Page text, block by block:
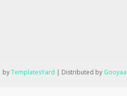
byTemplatesYard | Distributed by